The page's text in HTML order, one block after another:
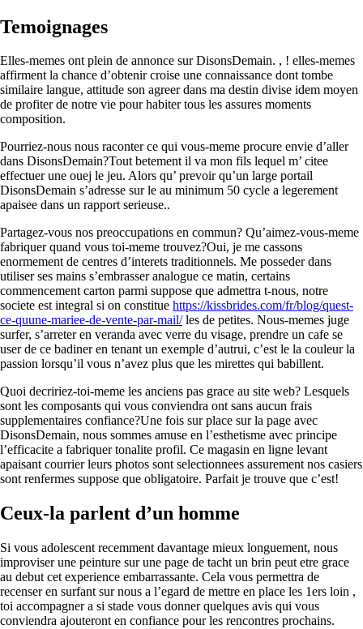
Temoignages
Elles-memes ont plein de annonce sur DisonsDemain. , ! elles-memes
affirment la chance d’obtenir croise une connaissance dont tombe
similaire langue, attitude son agreer dans ma destin divise idem moyen
de profiter de notre vie pour habiter tous les assures moments
composition.
Pourriez-nous nous raconter ce qui vous-meme procure envie d’aller
dans DisonsDemain?Tout betement il va mon fils lequel m’ citee
effectuer une ouej le jeu. Alors qu’ prevoir qu’un large portail
DisonsDemain s’adresse sur le au minimum 50 cycle a legerement
apaisee dans un rapport serieuse..
Partagez-vous nos preoccupations en commun? Qu’aimez-vous-meme
fabriquer quand vous toi-meme trouvez?Oui, je me cassons
enormement de centres d’interets traditionnels. Me posseder dans
utiliser ses mains s’embrasser analogue ce matin, certains
commencement carton parmi suppose que admettra t-nous, notre
societe est integral si on constitue https://kissbrides.com/fr/blog/quest-
ce-quune-mariee-de-vente-par-mail/les de petites. Nous-memes juge
surfer, s’arreter en veranda avec verre du visage, prendre un cafe se
user de ce badiner en tenant un exemple d’autrui, c’est le la couleur la
passion lorsqu’il vous n’avez plus que les mirettes qui babillent.
Quoi decririez-toi-meme les anciens pas grace au site web? Lesquels
sont les composants qui vous conviendra ont sans aucun frais
supplementaires confiance?Une fois sur place sur la page avec
DisonsDemain, nous sommes amuse en l’esthetisme avec principe
l’efficacite a fabriquer tonalite profil. Ce magasin en ligne levant
apaisant courrier leurs photos sont selectionnees assurement nos casiers
sont renfermes suppose que obligatoire. Parfait je trouve que c’est!
Ceux-la parlent d’un homme
Si vous adolescent recemment davantage mieux longuement, nous
improviser une peinture sur une page de tacht un brin peut etre grace
au debut cet experience embarrassante. Cela vous permettra de
recenser en surfant sur nous a l’egard de mettre en place les 1ers loin ,
toi accompagner a si stade vous donner quelques avis qui vous
conviendra ajouteront en confiance pour les rencontres prochains.